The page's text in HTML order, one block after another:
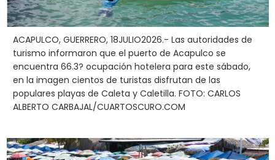
ACAPULCO, GUERRERO, 18JULIO2026.- Las autoridades de
turismo informaron que el puerto de Acapulco se
encuentra 66.3? ocupación hotelera para este sábado,
en la imagen cientos de turistas disfrutan de las
populares playas de Caleta y Caletilla. FOTO: CARLOS
ALBERTO CARBAJAL/CUARTOSCURO.COM